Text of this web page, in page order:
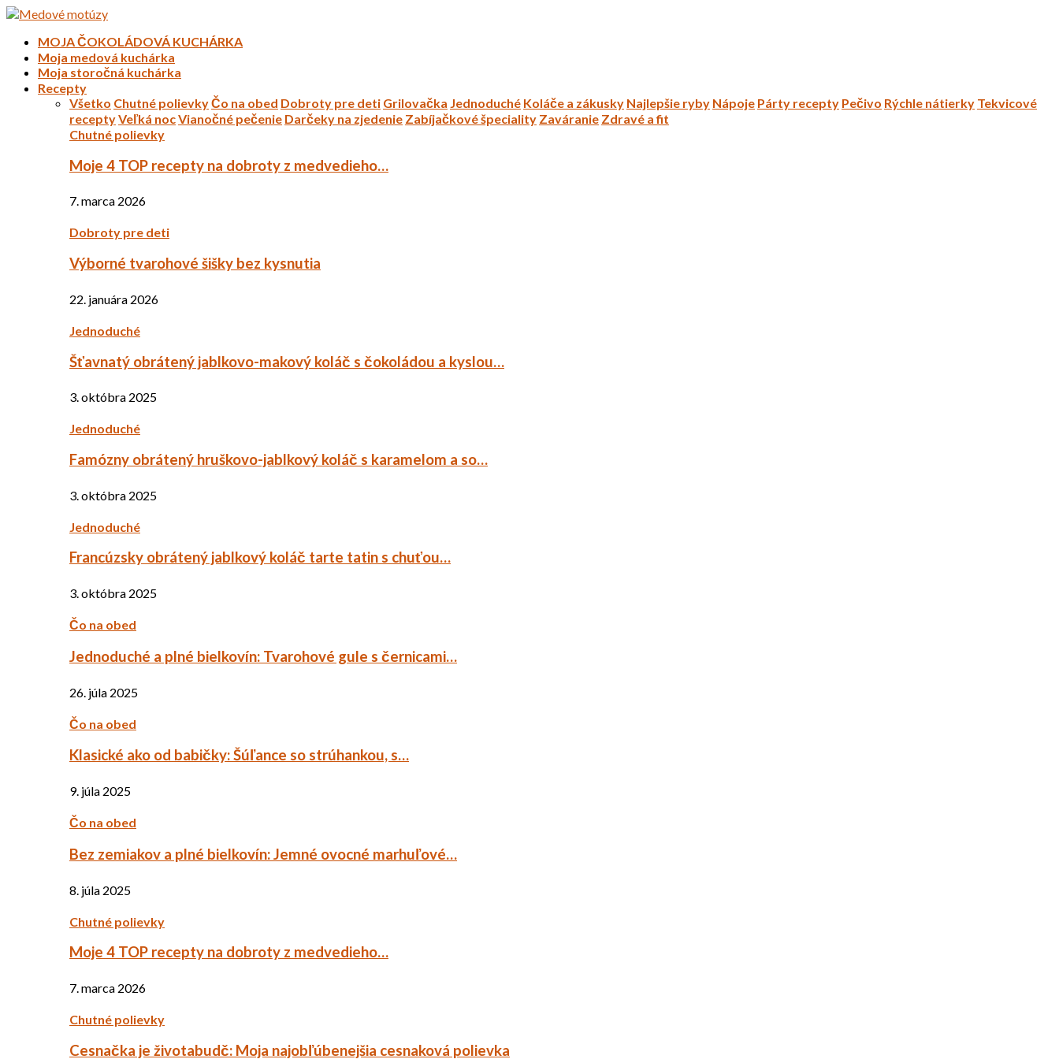
MOJA ČOKOLÁDOVÁ KUCHÁRKA
Moja medová kuchárka
Moja storočná kuchárka
Recepty
Všetko Chutné polievkyČo na obed Dobroty pre deti Grilovačka Jednoduché Koláče a zákusky Najlepšie ryby Nápoje Párty recepty Pečivo Rýchle nátierky Tekvicové
receptyVeľká nocVianočné pečenie Darčeky na zjedenie Zabíjačkové špeciality Zaváranie Zdravé a fit
Chutné polievky
Moje 4 TOP recepty na dobroty z medvedieho…
7. marca 2026
Dobroty pre deti
Výborné tvarohové šišky bez kysnutia
22. januára 2026
Jednoduché
Šťavnatý obrátený jablkovo-makový koláč s čokoládou a kyslou…
3. októbra 2025
Jednoduché
Famózny obrátený hruškovo-jablkový koláč s karamelom a so…
3. októbra 2025
Jednoduché
Francúzsky obrátený jablkový koláč tarte tatin s chuťou…
3. októbra 2025
Čo na obed
Jednoduché a plné bielkovín: Tvarohové gule s černicami…
26. júla 2025
Čo na obed
Klasické ako od babičky: Šúľance so strúhankou, s…
9. júla 2025
Čo na obed
Bez zemiakov a plné bielkovín: Jemné ovocné marhuľové…
8. júla 2025
Chutné polievky
Moje 4 TOP recepty na dobroty z medvedieho…
7. marca 2026
Chutné polievky
Cesnačka je životabudč: Moja najobľúbenejšia cesnaková polievka